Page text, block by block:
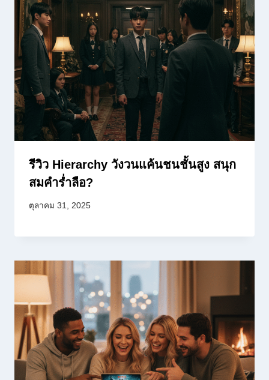
รีวิว Hierarchy วังวนแค้นชนชั้นสูง สนุก
สมคำร่ำลือ?
ตุลาคม 31, 2025